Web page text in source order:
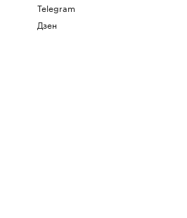
Telegram
Дзен